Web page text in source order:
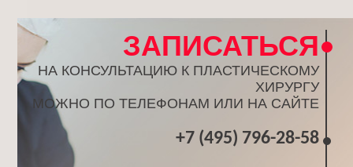
ЗАПИСАТЬСЯ
НА КОНСУЛЬТАЦИЮ К ПЛАСТИЧЕСКОМУ
ХИРУРГУ
МОЖНО ПО ТЕЛЕФОНАМ ИЛИ НА САЙТЕ
+7 (495) 796-28-58